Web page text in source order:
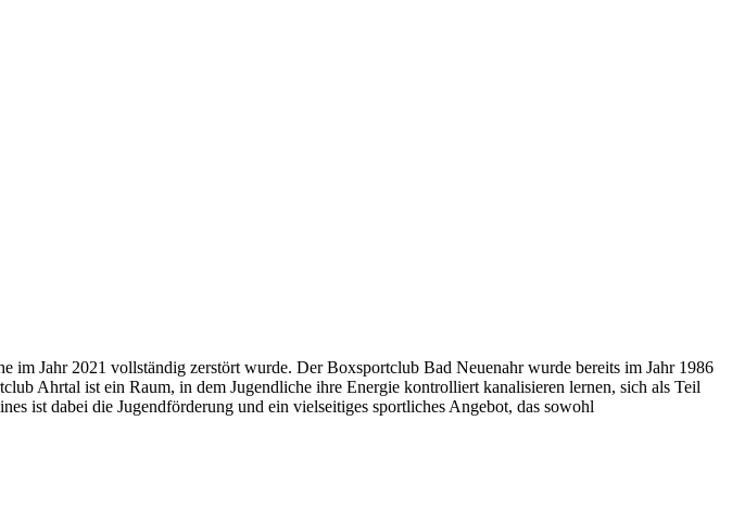
im Jahr 2021 vollständig zerstört wurde. Der Boxsportclub Bad Neuenahr wurde bereits im Jahr 1986
Ahrtal ist ein Raum, in dem Jugendliche ihre Energie kontrolliert kanalisieren lernen, sich als Teil
ist dabei die Jugendförderung und ein vielseitiges sportliches Angebot, das sowohl